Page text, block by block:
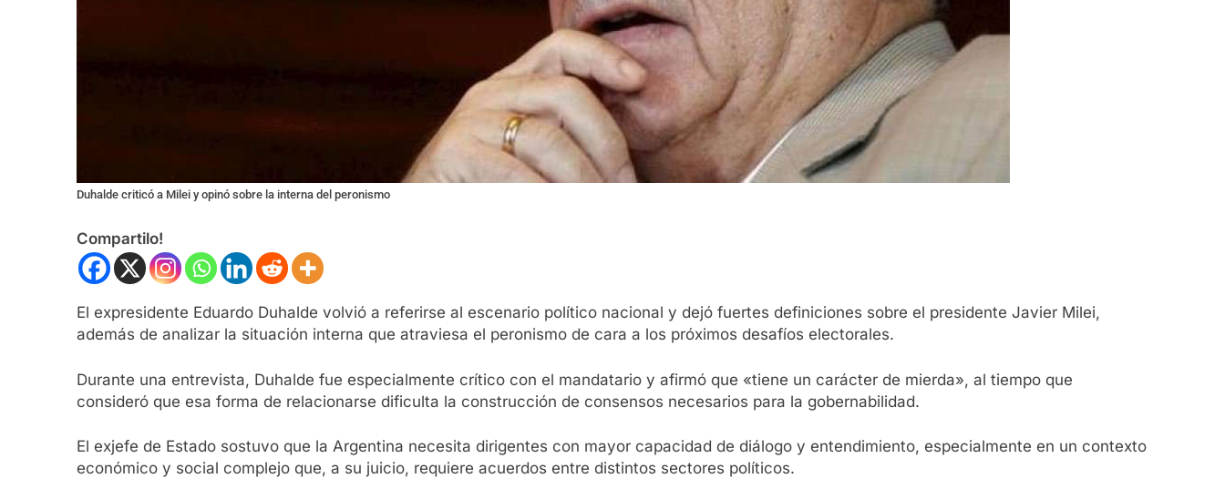
Duhalde criticó a Milei y opinó sobre la interna del peronismo
Compartilo!
El expresidente Eduardo Duhalde volvió a referirse al escenario político nacional y dejó fuertes definiciones sobre el presidente Javier Milei,
además de analizar la situación interna que atraviesa el peronismo de cara a los próximos desafíos electorales.
Durante una entrevista, Duhalde fue especialmente crítico con el mandatario y afirmó que «tiene un carácter de mierda», al tiempo que
consideró que esa forma de relacionarse dificulta la construcción de consensos necesarios para la gobernabilidad.
El exjefe de Estado sostuvo que la Argentina necesita dirigentes con mayor capacidad de diálogo y entendimiento, especialmente en un contexto
económico y social complejo que, a su juicio, requiere acuerdos entre distintos sectores políticos.